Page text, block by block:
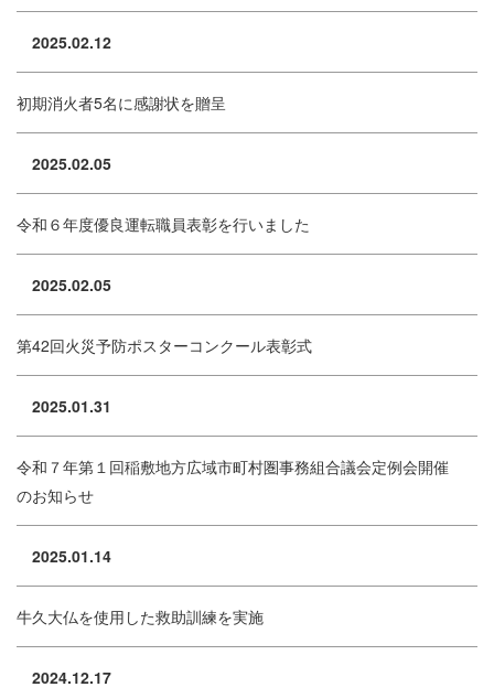
2025.02.12
初期消火者5名に感謝状を贈呈
2025.02.05
令和６年度優良運転職員表彰を行いました
2025.02.05
第42回火災予防ポスターコンクール表彰式
2025.01.31
令和７年第１回稲敷地方広域市町村圏事務組合議会定例会開催
のお知らせ
2025.01.14
牛久大仏を使用した救助訓練を実施
2024.12.17